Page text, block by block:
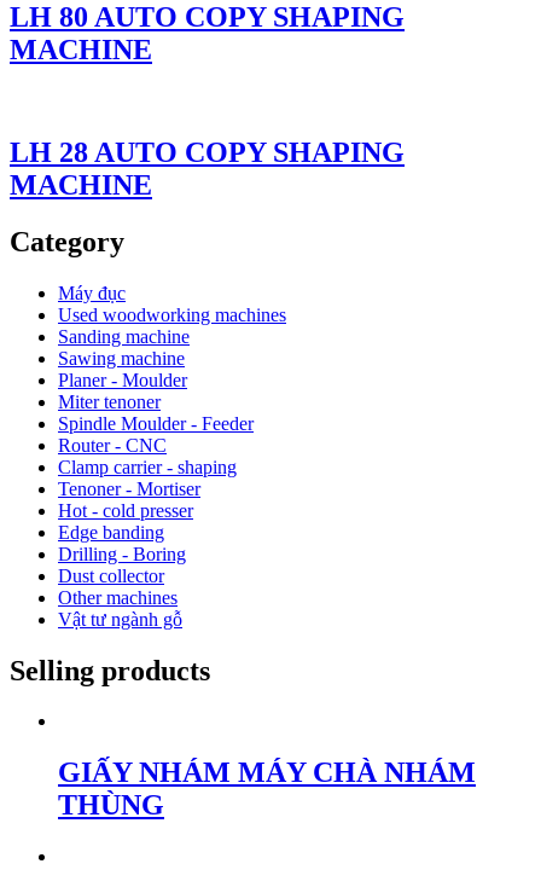
LH 80 AUTO COPY SHAPING
MACHINE
LH 28 AUTO COPY SHAPING
MACHINE
Category
Máy đục
Used woodworking machines
Sanding machine
Sawing machine
Planer - Moulder
Miter tenoner
Spindle Moulder - Feeder
Router - CNC
Clamp carrier - shaping
Tenoner - Mortiser
Hot - cold presser
Edge banding
Drilling - Boring
Dust collector
Other machines
Vật tư ngành gỗ
Selling products
GIẤY NHÁM MÁY CHÀ NHÁM
THÙNG